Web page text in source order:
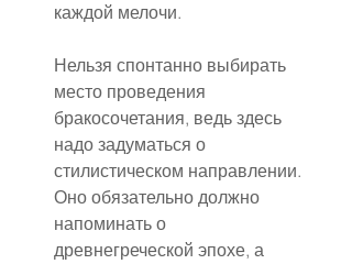
каждой мелочи.
Нельзя спонтанно выбирать
место проведения
бракосочетания, ведь здесь
надо задуматься о
стилистическом направлении.
Оно обязательно должно
напоминать о
древнегреческой эпохе, а